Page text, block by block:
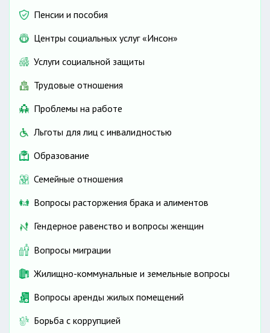
Пенсии и пособия
Центры социальных услуг «Инсон»
Услуги социальной защиты
Трудовые отношения
Проблемы на работе
Льготы для лиц с инвалидностью
Образование
Семейные отношения
Вопросы расторжения брака и алиментов
Гендерное равенство и вопросы женщин
Вопросы миграции
Жилищно-коммунальные и земельные вопросы
Вопросы аренды жилых помещений
Борьба с коррупцией